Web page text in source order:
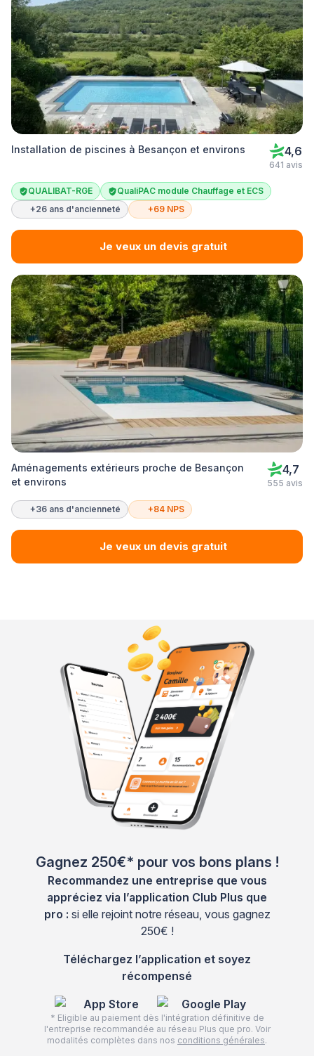
Installation de piscines à Besançon et environs 4,6
641 avis
QUALIBAT-RGE
QualiPAC module Chauffage et ECS
+26 ans d'ancienneté
+69 NPS
Je veux un devis gratuit
Aménagements extérieurs proche de Besançon
et environs
4,7
555 avis
+36 ans d'ancienneté +84 NPS
Je veux un devis gratuit
Gagnez 250€* pour vos bons plans !
Recommandez une entreprise que vous
appréciez via l’application Club Plus que
pro : si elle rejoint notre réseau, vous gagnez
250€ !
Téléchargez l’application et soyez
récompensé
* Eligible au paiement dès l'intégration définitive de
l'entreprise recommandée au réseau Plus que pro. Voir
modalités complètes dans nos conditions générales.